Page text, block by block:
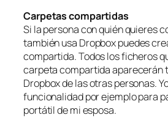
Carpetas compartidas
Si la persona con quién quieres
también usa Dropbox puedes
compartida. Todos los ficheros
carpeta compartida aparecerán
Dropbox de las otras personas.
funcionalidad por ejemplo para
portátil de mi esposa.